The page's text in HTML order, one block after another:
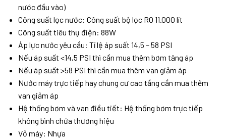
nước đầu vào)
Công suất lọc nước: Công suất bộ lọc RO 11.000 lít
Công suất tiêu thụ điện: 88W
Áp lực nước yêu cầu: Tỉ lệ áp suất 14,5 – 58 PSI
Nếu áp suất <14,5 PSI thì cần mua thêm bơm tăng áp
Nếu áp suất >58 PSI thì cần mua thêm van giảm áp
Nước máy trực tiếp hay chung cư cao tầng cần mua thêm
van giảm áp
Hệ thống bơm và van điều tiết: Hệ thống bơm trực tiếp
không bình chứa thương hiệu
Vỏ máy: Nhựa